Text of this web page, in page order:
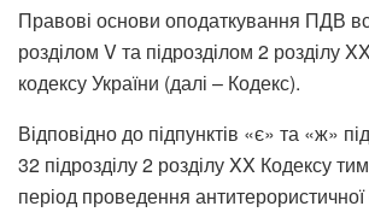
Правові основи оподаткування ПДВ
розділом V та підрозділом 2 розділу
кодексу України (далі – Кодекс).
Відповідно до підпунктів «є» та «ж»
32 підрозділу 2 розділу XX Кодексу
період проведення антитерористичної